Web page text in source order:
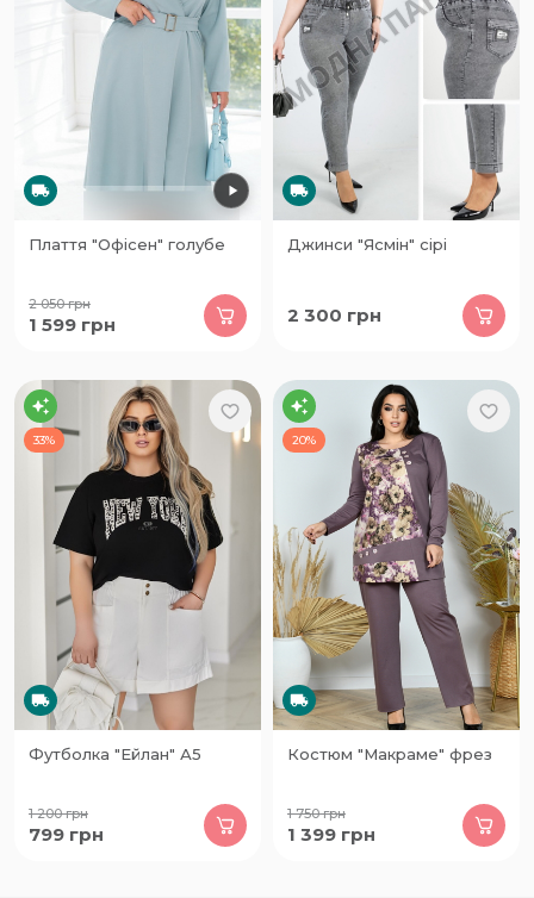
Плаття "Офісен" голубе
2 050грн
1 599 грн
Джинси "Ясмін" сірі
2 300 грн
33%
Футболка "Ейлан" А5
1 200грн
799 грн
20%
Костюм "Макраме" фрез
1 750грн
1 399 грн